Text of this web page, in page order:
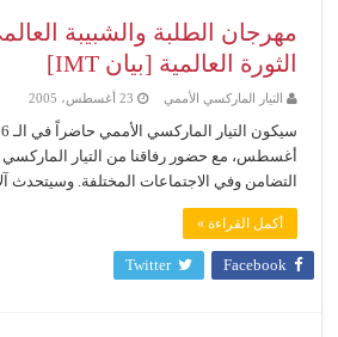
مهرجان الطلبة والشبيبة
الثورة العالمية [بيان IMT]
التيار الماركسي الأممي 23 أغسطس، 2005
أغسطس، مع حضور رفاقنا من التيار
التضامن وفي الاجتماعات المختلفة. وسيتحدث
أكمل القراءة »
Facebook
Twitter